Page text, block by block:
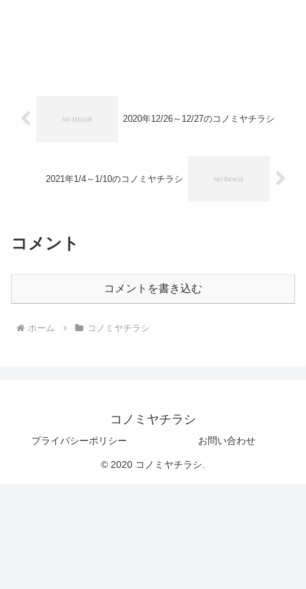
2020年12/26～12/27のコノミヤチラシ
2021年1/4～1/10のコノミヤチラシ
コメント
コメントを書き込む
ホーム コノミヤチラシ
コノミヤチラシ
プライバシーポリシー お問い合わせ
© 2020 コノミヤチラシ.